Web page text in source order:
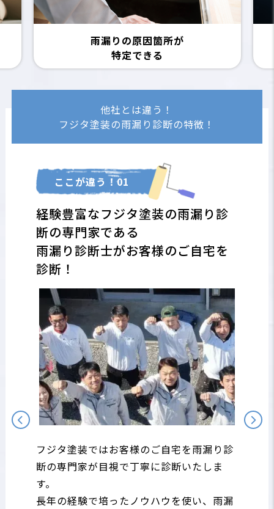
雨漏りの原因箇所が
特定できる
他社とは違う！
フジタ塗装の雨漏り診断の特徴！
ここが違う！01
経験豊富なフジタ塗装の雨漏り診
断の専門家である
雨漏り診断士がお客様のご自宅を
診断！
フジタ塗装ではお客様のご自宅を雨漏り診
断の専門家が目視で丁寧に診断いたしま
す。
長年の経験で培ったノウハウを使い、雨漏